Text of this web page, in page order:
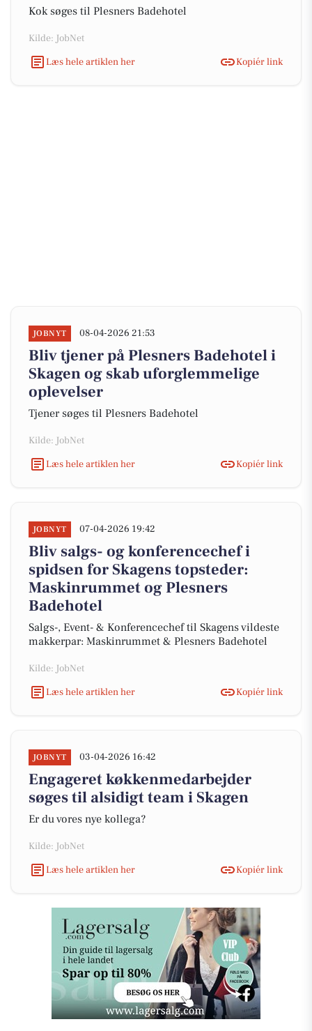
Kok søges til Plesners Badehotel
Kilde: JobNet
Læs hele artiklen her
Kopiér link
JOBNYT 08-04-2026 21:53
Bliv tjener på Plesners Badehotel i
Skagen og skab uforglemmelige
oplevelser
Tjener søges til Plesners Badehotel
Kilde: JobNet
Læs hele artiklen her
Kopiér link
JOBNYT 07-04-2026 19:42
Bliv salgs- og konferencechef i
spidsen for Skagens topsteder:
Maskinrummet og Plesners
Badehotel
Salgs-, Event- & Konferencechef til Skagens vildeste
makkerpar: Maskinrummet & Plesners Badehotel
Kilde: JobNet
Læs hele artiklen her
Kopiér link
JOBNYT 03-04-2026 16:42
Engageret køkkenmedarbejder
søges til alsidigt team i Skagen
Er du vores nye kollega?
Kilde: JobNet
Læs hele artiklen her
Kopiér link